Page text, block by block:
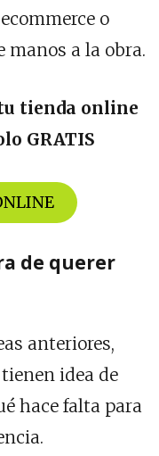
o
manos a la obra.
tienda online
GRATIS
de querer
anteriores,
idea de
hace falta para